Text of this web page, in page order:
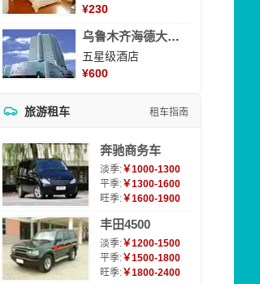
¥230
乌鲁木齐海德大酒店
五星级酒店
¥600
旅游租车 租车指南
奔驰商务车
淡季:￥1000-1300
平季:￥1300-1600
旺季:￥1600-1900
丰田4500
淡季:￥1200-1500
平季:￥1500-1800
旺季:￥1800-2400